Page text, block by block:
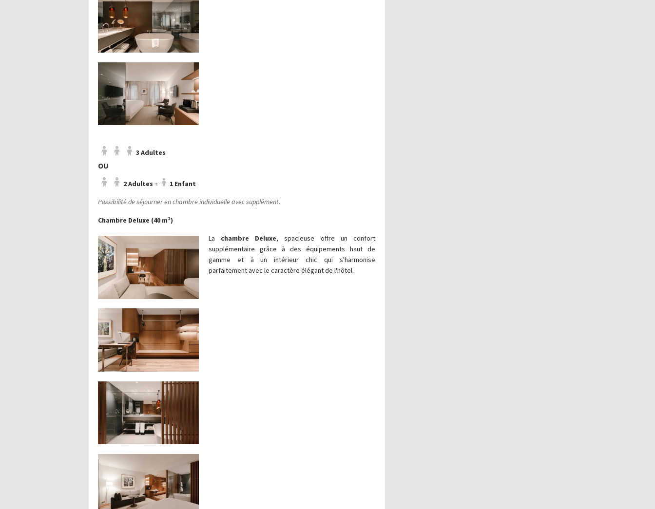
3 Adultes
OU
2 Adultes + 1 Enfant
Possibilité de séjourner en chambre individuelle avec supplément.
Chambre Deluxe (40 m²)
La chambre Deluxe, spacieuse offre un confort
supplémentaire grâce à des équipements haut de
gamme et à un intérieur chic qui s'harmonise
parfaitement avec le caractère élégant de l'hôtel.